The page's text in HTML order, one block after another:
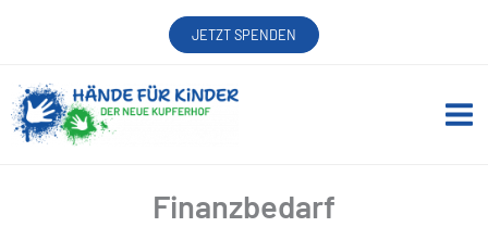
JETZT SPENDEN
Finanzbedarf